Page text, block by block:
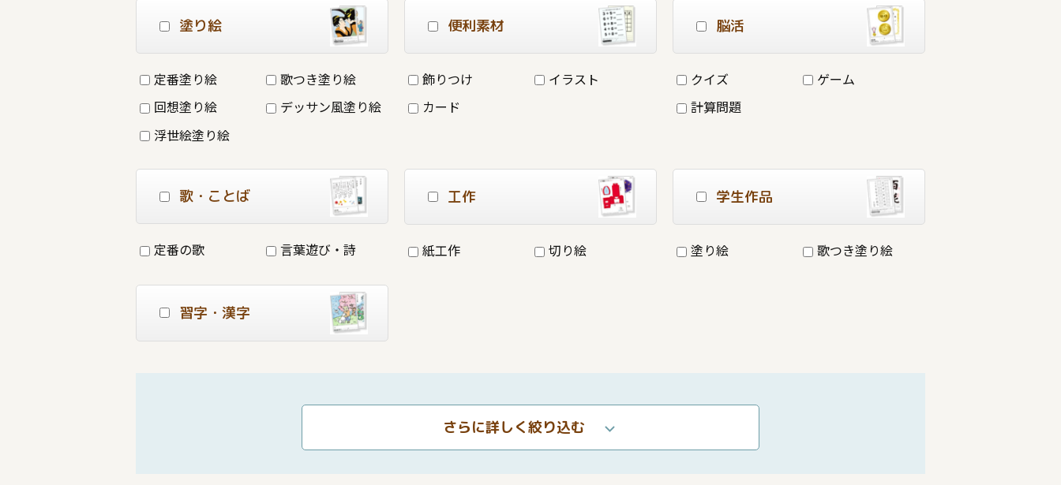
塗り絵
定番塗り絵
歌つき塗り絵
回想塗り絵
デッサン風塗り絵
浮世絵塗り絵
便利素材
飾りつけ
イラスト
カード
脳活
クイズ
ゲーム
計算問題
歌・ことば
定番の歌 言葉遊び・詩
工作
紙工作 切り絵
学生作品
塗り絵 歌つき塗り絵
習字・漢字
さらに詳しく絞り込む